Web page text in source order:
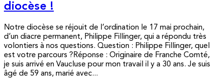
diocèse !
Notre diocèse se réjouit de l’ordination le 17 mai prochain,
d’un diacre permanent, Philippe Fillinger, qui a répondu très
volontiers à nos questions. Question : Philippe Fillinger, quel
est votre parcours ?Réponse : Originaire de Franche Comté,
je suis arrivé en Vaucluse pour mon travail il y a 30 ans. Je suis
âgé de 59 ans, marié avec...